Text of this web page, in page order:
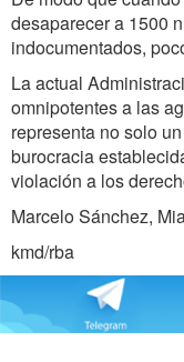
desaparecer a 1500
indocumentados,
La actual
omnipotentes a las
representa no solo
burocracia
violación a los
Marcelo Sánchez,
kmd/rba